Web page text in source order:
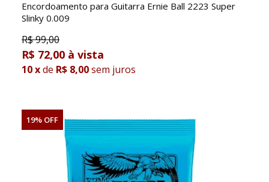
Encordoamento para Guitarra Ernie Ball 2223 Super
Slinky 0.009
R$99,00
R$ 72,00
10xde R$ 8,00sem juros
19% OFF